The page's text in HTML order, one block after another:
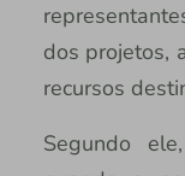
dos projetos,
recursos
Segundo